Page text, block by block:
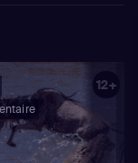
12+